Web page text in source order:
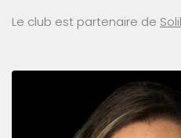
Le club est partenaire de